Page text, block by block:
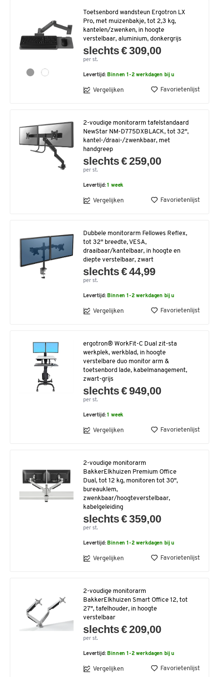
Toetsenbord wandsteun Ergotron LX
Pro, met muizenbakje, tot 2,3 kg,
kantelen/zwenken, in hoogte
verstelbaar, aluminium, donkergrijs
slechts € 309,00
per st.
Levertijd: Binnen 1-2 werkdagen bij u
Vergelijken Favorietenlijst
2-voudige monitorarm tafelstandaard
NewStar NM-D775DXBLACK, tot 32",
kantel-/draai-/zwenkbaar, met
handgreep
slechts € 259,00
per st.
Levertijd:1 week
Vergelijken Favorietenlijst
Dubbele monitorarm Fellowes Reflex,
tot 32" breedte, VESA,
draaibaar/kantelbaar, in hoogte en
diepte verstelbaar, zwart
slechts € 44,99
per st.
Levertijd: Binnen 1-2 werkdagen bij u
Vergelijken Favorietenlijst
ergotron® WorkFit-C Dual zit-sta
werkplek, werkblad, in hoogte
verstelbare duo monitor arm &
toetsenbord lade, kabelmanagement,
zwart-grijs
slechts € 949,00
per st.
Levertijd:1 week
Vergelijken Favorietenlijst
2-voudige monitorarm
BakkerElkhuizen Premium Office
Dual, tot 12 kg, monitoren tot 30",
bureauklem,
zwenkbaar/hoogteverstelbaar,
kabelgeleiding
slechts € 359,00
per st.
Levertijd: Binnen 1-2 werkdagen bij u
Vergelijken Favorietenlijst
2-voudige monitorarm
BakkerElkhuizen Smart Office 12, tot
27", tafelhouder, in hoogte
verstelbaar
slechts € 209,00
per st.
Levertijd: Binnen 1-2 werkdagen bij u
Vergelijken Favorietenlijst